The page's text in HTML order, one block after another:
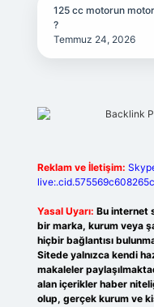
125 cc motorun
?
Temmuz 24, 2026
Reklam ve İletişim:
Yasal Uyarı: Bu internet
bir marka, kurum veya
hiçbir bağlantısı
Sitede yalnızca kendi
makaleler
alan içerikler haber
olup, gerçek kurum ve